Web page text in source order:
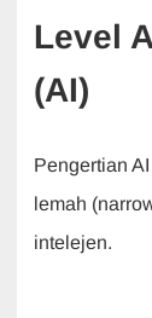
Level
(AI)
Pengertian
lemah
intelejen.